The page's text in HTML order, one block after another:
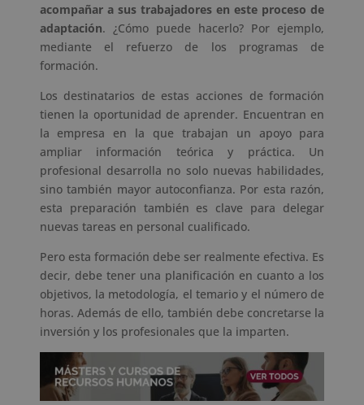
acompañar a sus trabajadores en este proceso de
adaptación. ¿Cómo puede hacerlo? Por ejemplo,
mediante el refuerzo de los programas de
formación.
Los destinatarios de estas acciones de formación
tienen la oportunidad de aprender. Encuentran en
la empresa en la que trabajan un apoyo para
ampliar información teórica y práctica. Un
profesional desarrolla no solo nuevas habilidades,
sino también mayor autoconfianza. Por esta razón,
esta preparación también es clave para delegar
nuevas tareas en personal cualificado.
Pero esta formación debe ser realmente efectiva. Es
decir, debe tener una planificación en cuanto a los
objetivos, la metodología, el temario y el número de
horas. Además de ello, también debe concretarse la
inversión y los profesionales que la imparten.